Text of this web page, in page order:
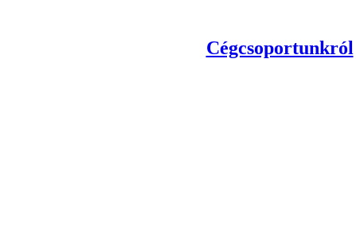
Cégcsoportunkról